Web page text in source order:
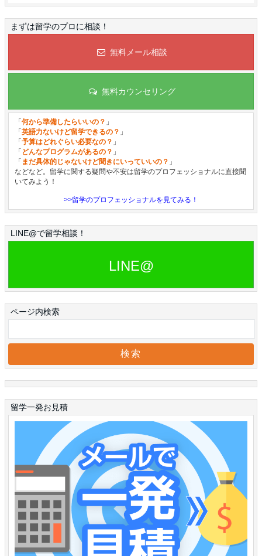
まずは留学のプロに相談！
無料メール相談
無料カウンセリング
「 何から準備したらいいの？ 」
「 英語力ないけど留学できるの？ 」
「 予算はどれぐらい必要なの？ 」
「 どんなプログラムがあるの？ 」
「 まだ具体的じゃないけど聞きにいっていいの？ 」
などなど。留学に関する疑問や不安は留学のプロフェッショナルに直接聞
いてみよう！
>>留学のプロフェッショナルを見てみる！
LINE@で留学相談！
LINE@
ページ内検索
留学一発お見積